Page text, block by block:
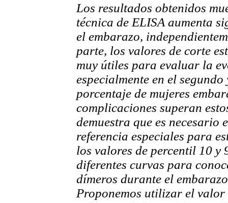
Los resultados obtenidos
técnica de ELISA aumenta
el embarazo,
parte, los valores de corte
muy útiles para evaluar la
especialmente en el
porcentaje de mujeres
complicaciones superan
demuestra que es necesario
referencia especiales para
los valores de percentil 10 y
diferentes curvas para
dímeros durante el
Proponemos utilizar el